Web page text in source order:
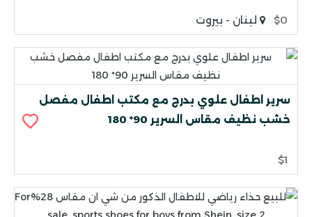
$0 لبنان - بيروت
سرير اطفال علوي بدرج مع مكتب اطفال مفصل
خشب نظيف مقاس السرير 90* 180
$1